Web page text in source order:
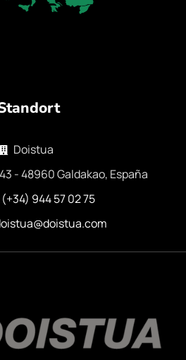
Doistua
- 48960 Galdakao, España
944 57 02 75